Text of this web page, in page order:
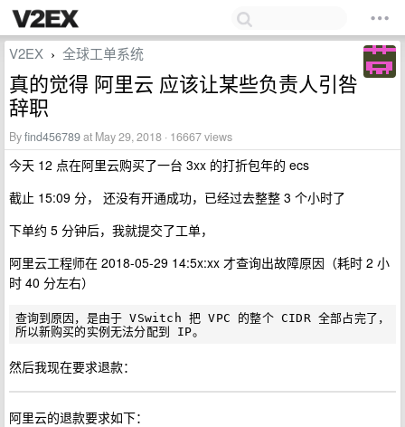
V2EX › 全球工单系统
真的觉得 阿里云 应该让某些负责人引咎
辞职
Byfind456789at May 29, 2018 · 16667 views
今天 12 点在阿里云购买了一台 3xx 的打折包年的 ecs
截止 15:09 分， 还没有开通成功，已经过去整整 3 个小时了
下单约 5 分钟后，我就提交了工单，
阿里云工程师在 2018-05-29 14:5x:xx 才查询出故障原因（耗时 2 小
时 40 分左右）
查询到原因，是由于 VSwitch 把 VPC 的整个 CIDR 全部占完了，
然后我现在要求退款：
阿里云的退款要求如下：